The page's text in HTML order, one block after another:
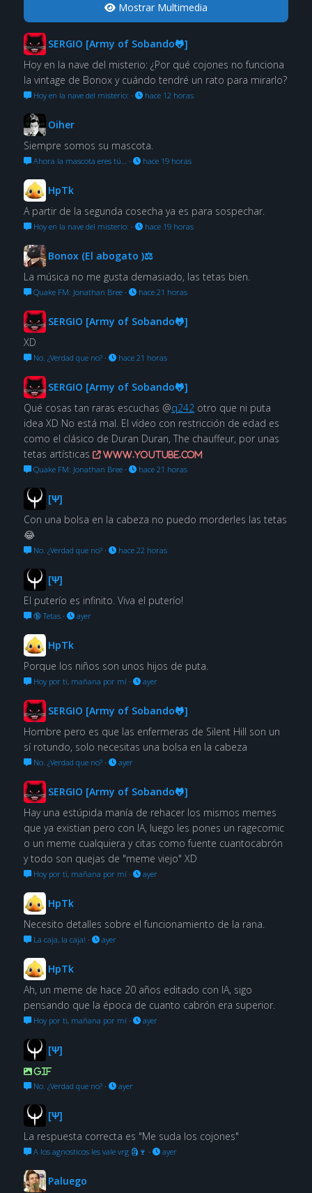
Mostrar Multimedia
SERGIO [Army of Sobando🐸]
Hoy en la nave del misterio: ¿Por qué cojones no funciona
la vintage de Bonox y cuándo tendré un rato para mirarlo?
Hoy en la nave del misterio: · hace 12 horas
Oiher
Siempre somos su mascota.
Ahora la mascota eres tú… · hace 19 horas
HpTk
A partir de la segunda cosecha ya es para sospechar.
Hoy en la nave del misterio: · hace 19 horas
Bonox (El abogato )⚖
La música no me gusta demasiado, las tetas bien.
Quake FM: Jonathan Bree· hace 21 horas
SERGIO [Army of Sobando🐸]
XD
No. ¿Verdad que no?· hace 21 horas
SERGIO [Army of Sobando🐸]
Qué cosas tan raras escuchas @q242 otro que ni puta
idea XD No está mal. El vídeo con restricción de edad es
como el clásico de Duran Duran, The chauffeur, por unas
tetas artísticas
www.youtube.com
Quake FM: Jonathan Bree· hace 21 horas
[Ψ]
Con una bolsa en la cabeza no puedo morderles las tetas
😂
No. ¿Verdad que no?· hace 22 horas
[Ψ]
El puterío es infinito. Viva el puterío!
🔞 Tetas· ayer
HpTk
Porque los niños son unos hijos de puta.
Hoy por ti, mañana por mí· ayer
SERGIO [Army of Sobando🐸]
Hombre pero es que las enfermeras de Silent Hill son un
sí rotundo, solo necesitas una bolsa en la cabeza
No. ¿Verdad que no?· ayer
SERGIO [Army of Sobando🐸]
Hay una estúpida manía de rehacer los mismos memes
que ya existian pero con IA, luego les pones un ragecomic
o un meme cualquiera y citas como fuente cuantocabrón
y todo son quejas de "meme viejo" XD
Hoy por ti, mañana por mí· ayer
HpTk
Necesito detalles sobre el funcionamiento de la rana.
La caja, la caja! · ayer
HpTk
Ah, un meme de hace 20 años editado con IA, sigo
pensando que la época de cuanto cabrón era superior.
Hoy por ti, mañana por mí· ayer
[Ψ]
GIF
No. ¿Verdad que no?· ayer
[Ψ]
La respuesta correcta es "Me suda los cojones"
A los agnosticos les vale vrg 🗿🍷 · ayer
Paluego